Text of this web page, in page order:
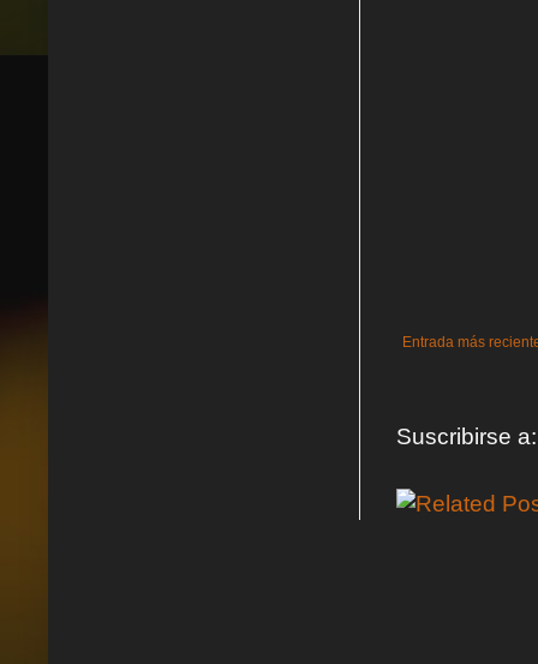
Entrada más
Suscribirse